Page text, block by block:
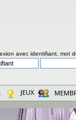
avec identifiant, mot
JEUX